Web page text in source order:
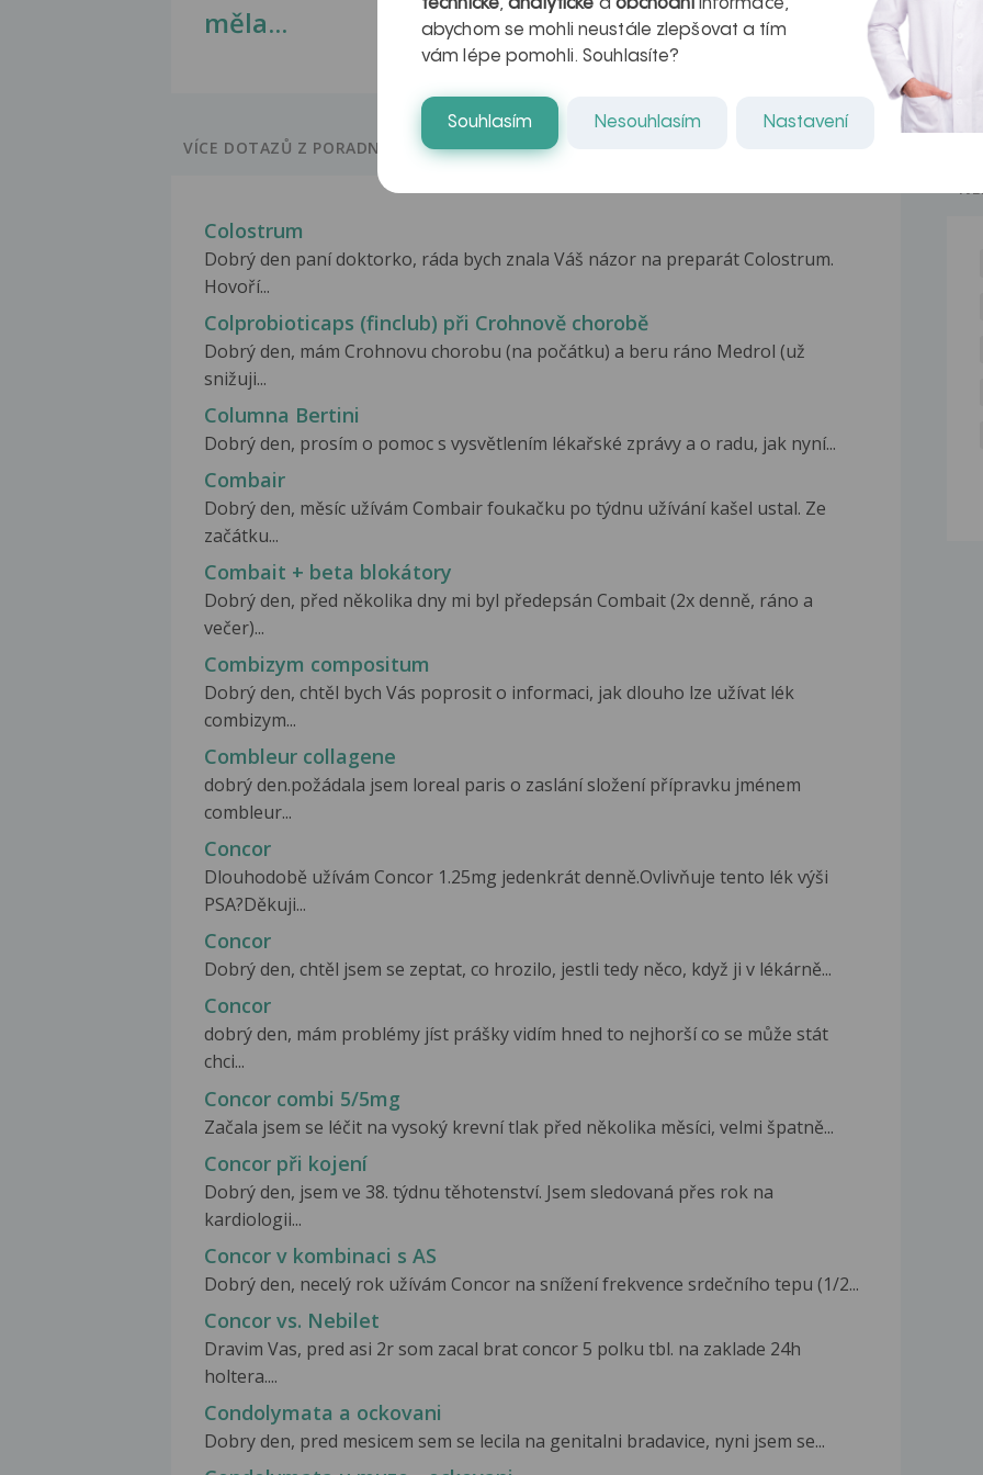
měla...
kteří ji...
VÍCE DOTAZŮ Z PORADNY
Colostrum
Dobrý den paní doktorko, ráda bych znala Váš názor na preparát Colostrum.
Hovoří...
Colprobioticaps (finclub) při Crohnově chorobě
Dobrý den, mám Crohnovu chorobu (na počátku) a beru ráno Medrol (už
snižuji...
Columna Bertini
Dobrý den, prosím o pomoc s vysvětlením lékařské zprávy a o radu, jak nyní...
Combair
Dobrý den, měsíc užívám Combair foukačku po týdnu užívání kašel ustal. Ze
začátku...
Combait + beta blokátory
Dobrý den, před několika dny mi byl předepsán Combait (2x denně, ráno a
večer)...
Combizym compositum
Dobrý den, chtěl bych Vás poprosit o informaci, jak dlouho lze užívat lék
combizym...
Combleur collagene
dobrý den.požádala jsem loreal paris o zaslání složení přípravku jménem
combleur...
Concor
Dlouhodobě užívám Concor 1.25mg jedenkrát denně.Ovlivňuje tento lék výši
PSA?Děkuji...
Concor
Dobrý den, chtěl jsem se zeptat, co hrozilo, jestli tedy něco, když ji v lékárně...
Concor
dobrý den, mám problémy jíst prášky vidím hned to nejhorší co se může stát
chci...
Concor combi 5/5mg
Začala jsem se léčit na vysoký krevní tlak před několika měsíci, velmi špatně...
Concor při kojení
Dobrý den, jsem ve 38. týdnu těhotenství. Jsem sledovaná přes rok na
kardiologii...
Concor v kombinaci s AS
Dobrý den, necelý rok užívám Concor na snížení frekvence srdečního tepu (1/2...
Concor vs. Nebilet
Dravim Vas, pred asi 2r som zacal brat concor 5 polku tbl. na zaklade 24h
holtera....
Condolymata a ockovani
Dobry den, pred mesicem sem se lecila na genitalni bradavice, nyni jsem se...
technické,analytické a obchodníinformace,
abychom se mohli neustále zlepšovat a tím
vám lépe pomohli. Souhlasíte?
Souhlasím Nesouhlasím Nastavení